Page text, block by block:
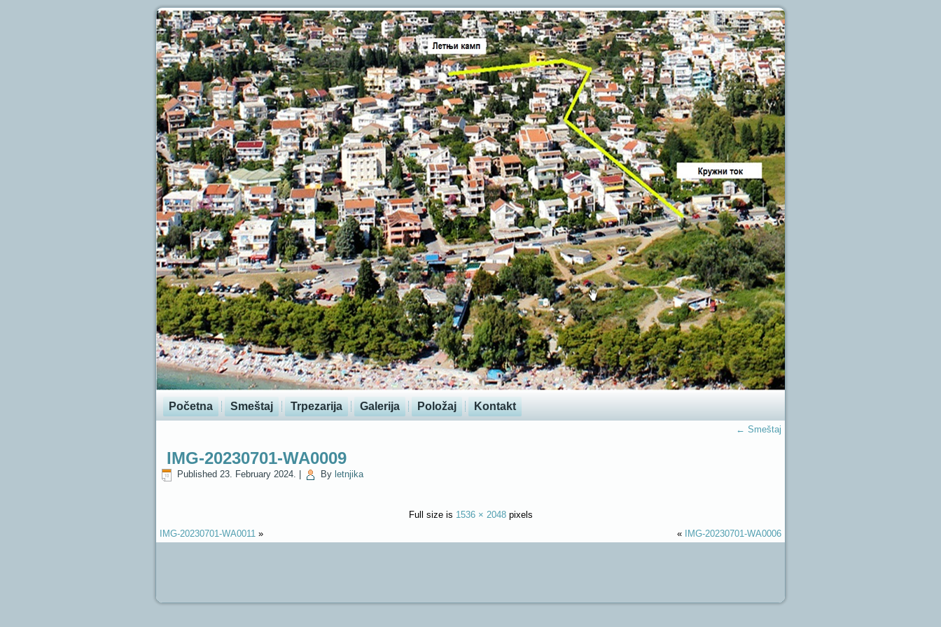
Početna Smeštaj Trpezarija Galerija Položaj Kontakt
← Smeštaj
IMG-20230701-WA0009
Published 23. February 2024. By letnjika
Full size is 1536 × 2048pixels
IMG-20230701-WA0011 » « IMG-20230701-WA0006